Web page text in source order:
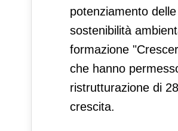
potenziamento
sostenibilità
formazione
che hanno
ristrutturazione di
crescita.